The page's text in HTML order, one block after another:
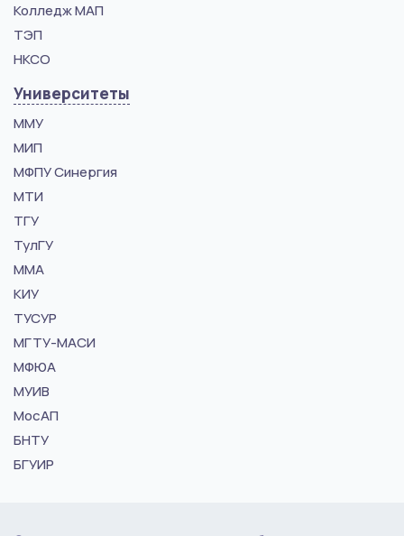
Колледж МАП
ТЭП
НКСО
Университеты
ММУ
МИП
МФПУ Синергия
МТИ
ТГУ
ТулГУ
ММА
КИУ
ТУСУР
МГТУ-МАСИ
МФЮА
МУИВ
МосАП
БНТУ
БГУИР